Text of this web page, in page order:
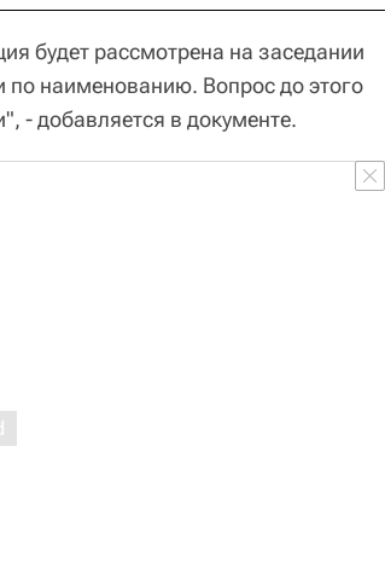
будет рассмотрена на заседании
наименованию. Вопрос до этого
- добавляется в документе.